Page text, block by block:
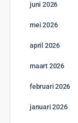
juni 2026
mei 2026
april 2026
maart 2026
februari 2026
januari 2026